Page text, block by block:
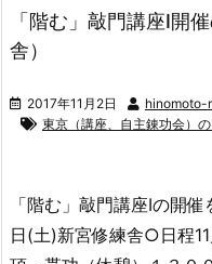
「階む」敲門講座Ⅰ開
舎）
2017年11月2日 hinomoto-
東京（講座、自主錬功会）
「階む」敲門講座Ⅰの開
日(土)新宮修練舎○日程